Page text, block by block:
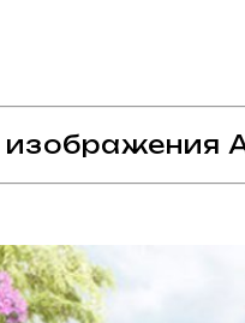
изображения